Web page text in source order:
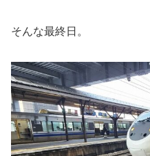
そんな最終日。